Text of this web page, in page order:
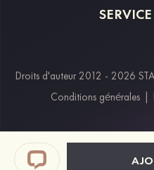
Retour et
Modes
Réductions
Droits d'auteur 2012 - 2026
Conditions générales